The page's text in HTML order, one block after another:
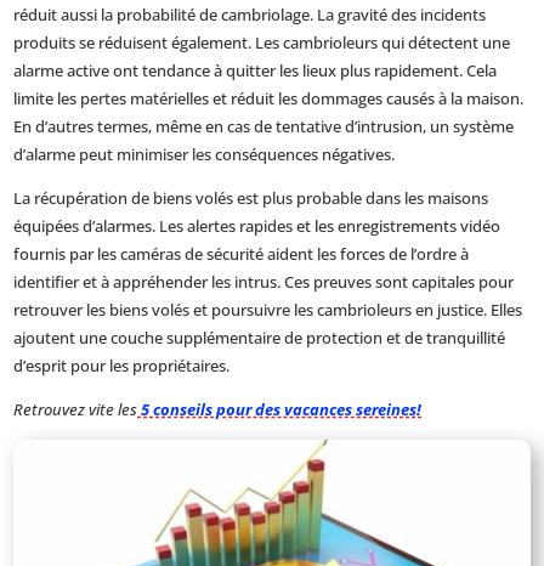
réduit aussi la probabilité de cambriolage. La gravité des incidents
produits se réduisent également. Les cambrioleurs qui détectent une
alarme active ont tendance à quitter les lieux plus rapidement. Cela
limite les pertes matérielles et réduit les dommages causés à la maison.
En d’autres termes, même en cas de tentative d’intrusion, un système
d’alarme peut minimiser les conséquences négatives.
La récupération de biens volés est plus probable dans les maisons
équipées d’alarmes. Les alertes rapides et les enregistrements vidéo
fournis par les caméras de sécurité aident les forces de l’ordre à
identifier et à appréhender les intrus. Ces preuves sont capitales pour
retrouver les biens volés et poursuivre les cambrioleurs en justice. Elles
ajoutent une couche supplémentaire de protection et de tranquillité
d’esprit pour les propriétaires.
Retrouvez vite les5 conseils pour des vacances sereines!